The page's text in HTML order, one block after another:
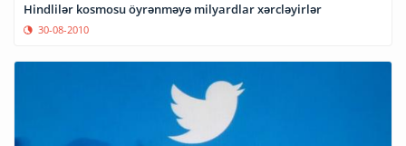
Hindlilər kosmosu öyrənməyə milyardlar xərcləyirlər
30-08-2010